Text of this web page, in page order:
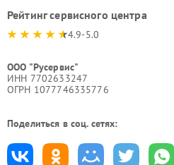
Рейтинг сервисного центра
4.9-5.0
ООО "Русервис"
ИНН 7702633247
ОГРН 1077746335776
Поделиться в соц. сетях: